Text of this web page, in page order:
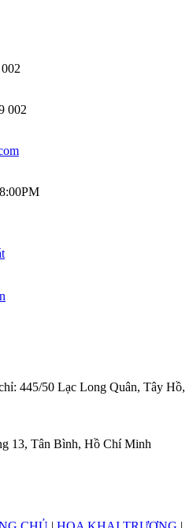
002
445/50 Lạc Long Quân, Tây Hồ,
13, Tân Bình, Hồ Chí Minh